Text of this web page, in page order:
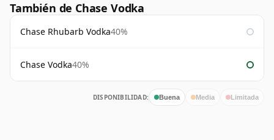
También de Chase Vodka
Chase Rhubarb Vodka40%
Chase Vodka40%
DISPONIBILIDAD: Buena Media Limitada